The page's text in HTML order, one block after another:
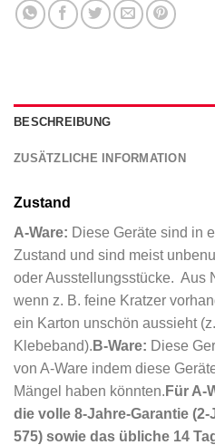
BESCHREIBUNG
ZUSÄTZLICHE INFORMATION
Zustand
A-Ware: Diese Geräte sind in
Zustand und sind meist
oder Ausstellungsstücke. Aus
wenn z. B. feine Kratzer
ein Karton unschön aussieht
Klebeband). B-Ware: Diese
von A-Ware indem diese
Mängel haben könnten. Für A-
die volle 8-Jahre-Garantie
575) sowie das übliche 14